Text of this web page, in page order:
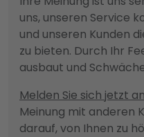
uns, unseren Service
und unseren Kunden
zu bieten. Durch Ihr
ausbaut und
Melden Sie sich jetzt an
Meinung mit anderen
darauf, von Ihnen zu